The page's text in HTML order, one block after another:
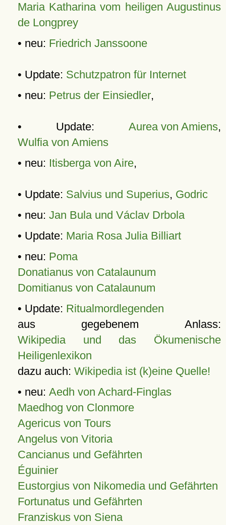
Maria Katharina vom heiligen Augustinus
de Longprey
• neu: Friedrich Janssoone
• Update: Schutzpatron für Internet
• neu: Petrus der Einsiedler,
• Update: Aurea von Amiens,
Wulfia von Amiens
• neu: Itisberga von Aire,
• Update: Salvius und Superius, Godric
• neu: Jan Bula und Václav Drbola
• Update: Maria Rosa Julia Billiart
• neu: Poma
Donatianus von Catalaunum
Domitianus von Catalaunum
• Update: Ritualmordlegenden
aus gegebenem Anlass:
Wikipedia und das Ökumenische
Heiligenlexikon
dazu auch: Wikipedia ist (k)eine Quelle!
• neu: Aedh von Achard-Finglas
Maedhog von Clonmore
Agericus von Tours
Angelus von Vitoria
Cancianus und Gefährten
Éguinier
Eustorgius von Nikomedia und Gefährten
Fortunatus und Gefährten
Franziskus von Siena